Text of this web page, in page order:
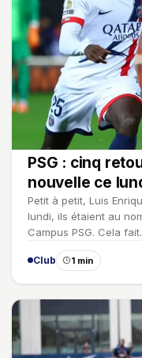
PSG : cinq
nouvelle ce
Petit à petit, Luis
lundi, ils étaient au
Campus PSG. Cela
Club 1 min